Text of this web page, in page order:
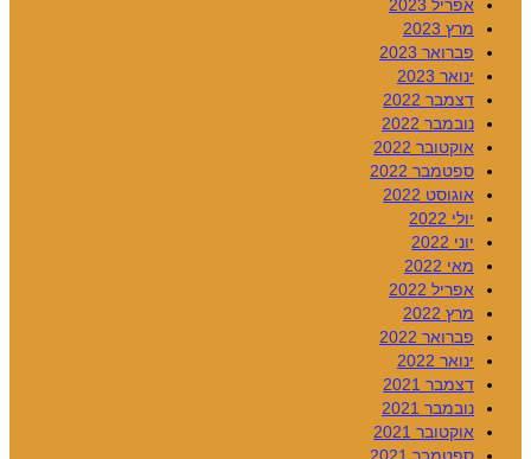
אפריל 2023
מרץ 2023
פברואר 2023
ינואר 2023
דצמבר 2022
נובמבר 2022
אוקטובר 2022
ספטמבר 2022
אוגוסט 2022
יולי 2022
יוני 2022
מאי 2022
אפריל 2022
מרץ 2022
פברואר 2022
ינואר 2022
דצמבר 2021
נובמבר 2021
אוקטובר 2021